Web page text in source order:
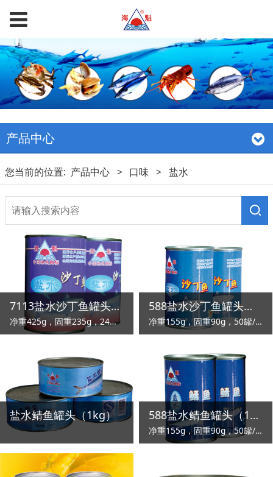
产品中心
您当前的位置: 产品中心 > 口味 > 盐水
7113盐水沙丁鱼罐头（425g）
净重425g，固重235g，24罐/箱
588盐水沙丁鱼罐头（155g）
净重155g，固重90g，50罐/箱
盐水鲭鱼罐头（1kg） 588盐水鲭鱼罐头（155g）
净重155g，固重90g，50罐/箱